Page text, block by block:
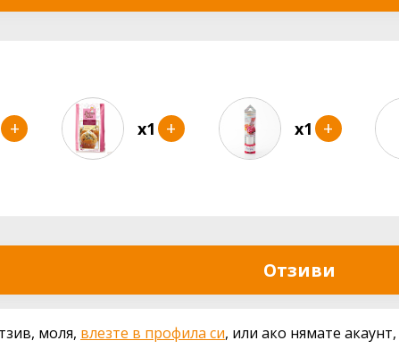
+ x1 + x1 +
Отзиви
моля, влезте в профила си, или ако нямате акаунт,